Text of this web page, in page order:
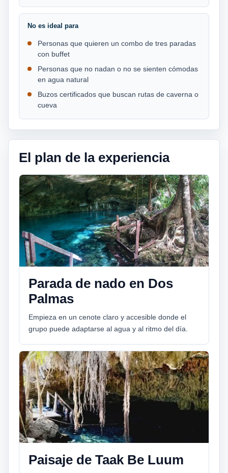
No es ideal para
Personas que quieren un combo de tres paradas
con buffet
Personas que no nadan o no se sienten cómodas
en agua natural
Buzos certificados que buscan rutas de caverna o
cueva
El plan de la experiencia
Parada de nado en Dos
Palmas
Empieza en un cenote claro y accesible donde el
grupo puede adaptarse al agua y al ritmo del día.
Paisaje de Taak Be Luum